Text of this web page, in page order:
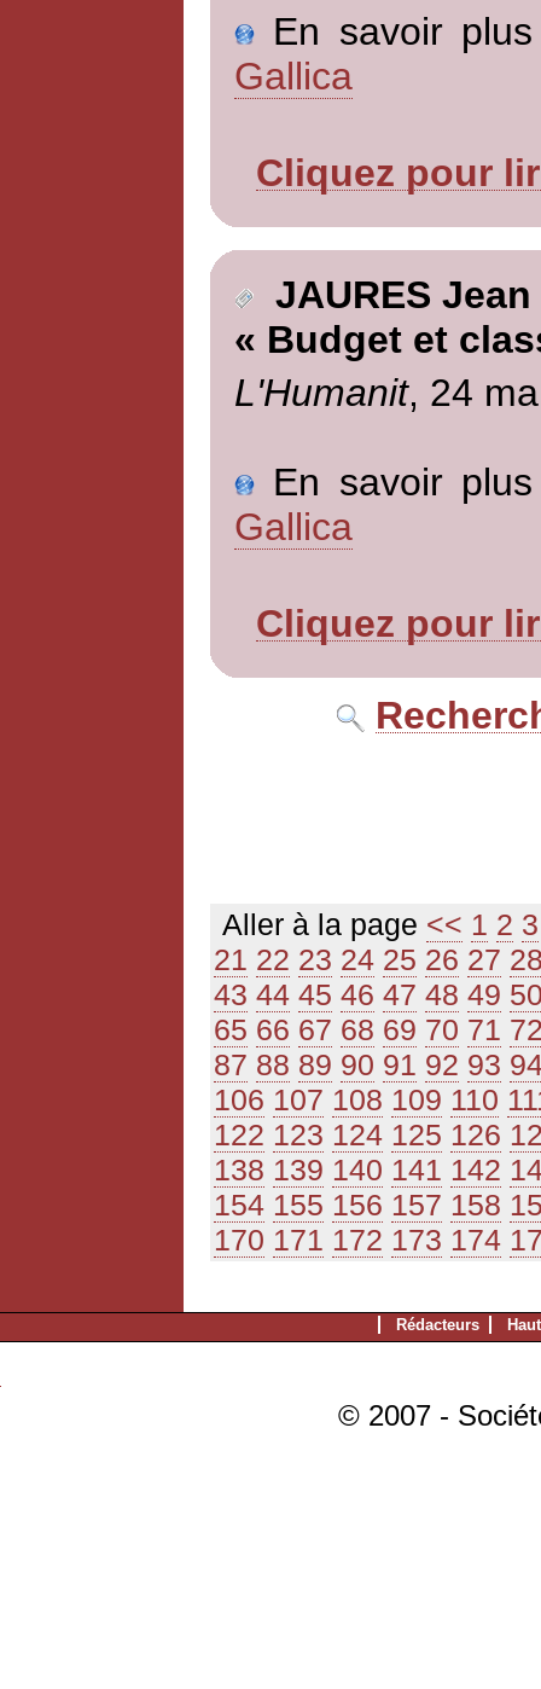
En savoir
Gallica
Cliquez pour
JAURES Jean
« Budget et
L'Humanit, 24
En savoir
Gallica
Cliquez pour
Aller à la page << 1 2 3
21 22 23 24 25 26 27
43 44 45 46 47 48 49
65 66 67 68 69 70 71
87 88 89 90 91 92 93
106 107 108 109 110
122 123 124 125 126
138 139 140 141 142
154 155 156 157 158
170 171 172 173 174
Rédacteurs
© 2007 -